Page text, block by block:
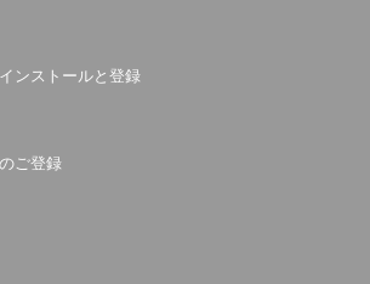
ンストールと登録
ご登録